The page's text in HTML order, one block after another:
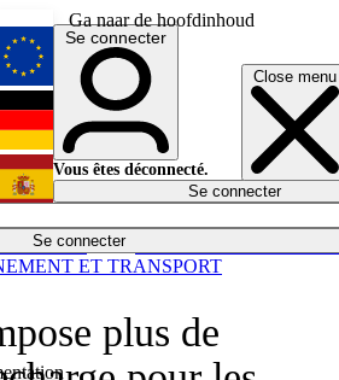
Ga naar de hoofdinhoud
Close menu
Se connecter
Économie
English
Deutsch
Español
Se connecter
Vous êtes déconnecté.
Se connecter
plus de
ET TRANSPORT